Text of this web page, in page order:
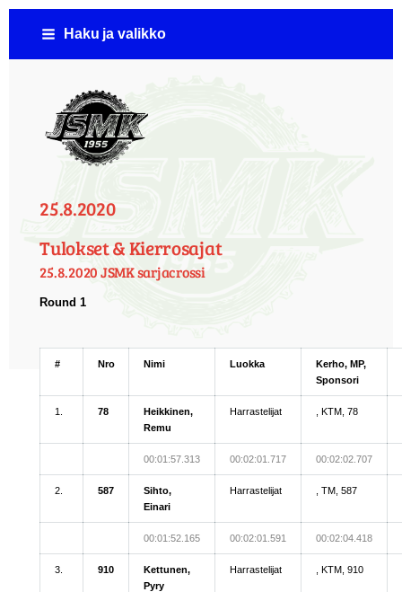
Siirry
Haku ja valikko
Jämsän Seudun Moottorikerho ( JSMK )
25.8.2020
Tulokset & Kierrosajat
25.8.2020 JSMK sarjacrossi
Round 1
# Nro Nimi Luokka
Kerho, MP,
Sponsori
1. 78
Heikkinen,
Remu
Harrastelijat , KTM, 78
00:01:57.313 00:02:01.717 00:02:02.707
2. 587
Sihto,
Einari
Harrastelijat , TM, 587
00:01:52.165 00:02:01.591 00:02:04.418
3. 910
Kettunen,
Pyry
Harrastelijat , KTM, 910